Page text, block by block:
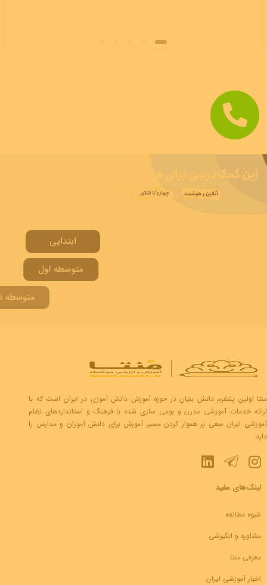
ابتدایی
متوسطه اول
منتا اولین پلتفرم دانش بنیان در حوزه آموزش دانش آموزی در ایران است که با
ارائه خدمات آموزشی مدرن و بومی سازی شده با فرهنگ و استانداردهای نظام
آموزشی ایران سعی بر هموار کردن مسیر آموزش برای دانش آموزان و مدارس را
دارد.
لینک‌های مفید
شیوه مطالعه
مشاوره و انگیزشی
معرفی منتا
اخبار آموزشی ایران